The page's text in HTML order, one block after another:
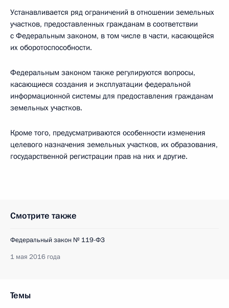
Устанавливается ряд ограничений в отношении земельных
участков, предоставленных гражданам в соответствии
с Федеральным законом, в том числе в части, касающейся
их оборотоспособности.
Федеральным законом также регулируются вопросы,
касающиеся создания и эксплуатации федеральной
информационной системы для предоставления гражданам
земельных участков.
Кроме того, предусматриваются особенности изменения
целевого назначения земельных участков, их образования,
государственной регистрации прав на них и другие.
Смотрите также
Федеральный закон № 119-ФЗ
1 мая 2016 года
Темы